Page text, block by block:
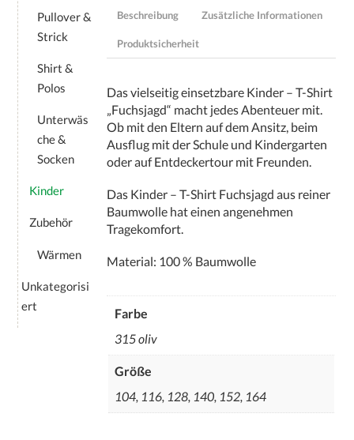
Beschreibung Zusätzliche Informationen
Produktsicherheit
Das vielseitig einsetzbare Kinder – T-Shirt
„Fuchsjagd“ macht jedes Abenteuer mit.
Ob mit den Eltern auf dem Ansitz, beim
Ausflug mit der Schule und Kindergarten
oder auf Entdeckertour mit Freunden.
Das Kinder – T-Shirt Fuchsjagd aus reiner
Baumwolle hat einen angenehmen
Tragekomfort.
Material: 100 % Baumwolle
Farbe
315 oliv
Größe
104, 116, 128, 140, 152, 164
Pullover &
Strick
Shirt &
Polos
Unterwäs
che &
Socken
Kinder
Zubehör
Wärmen
Unkategorisi
ert